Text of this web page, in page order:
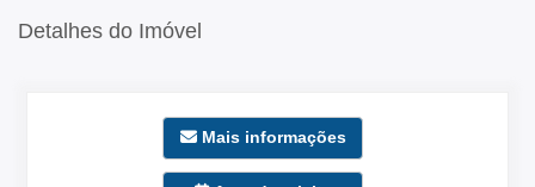
Detalhes do Imóvel
Mais informações